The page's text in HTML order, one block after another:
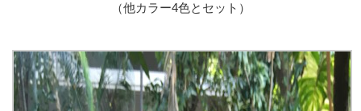
（他カラー4色とセット）